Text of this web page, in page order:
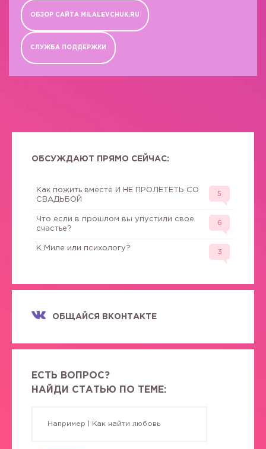
ОБЗОР САЙТА MILALEVCHUK.RU
СЛУЖБА ПОДДЕРЖКИ
ОБСУЖДАЮТ ПРЯМО СЕЙЧАС:
Как пожить вместе И НЕ ПРОЛЕТЕТЬ СО
СВАДЬБОЙ
5
Что если в прошлом вы упустили свое
счастье?
6
К Миле или психологу?
3
ОБЩАЙСЯ ВКОНТАКТЕ
ЕСТЬ ВОПРОС?
НАЙДИ СТАТЬЮ ПО ТЕМЕ: